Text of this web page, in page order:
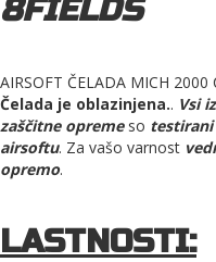
8FIELDS
AIRSOFT ČELADA MICH 2000
Čelada je oblazinjena.. Vsi
zaščitne opremeso testirani
airsoftu. Za vašo varnost
opremo.
LASTNOSTI: